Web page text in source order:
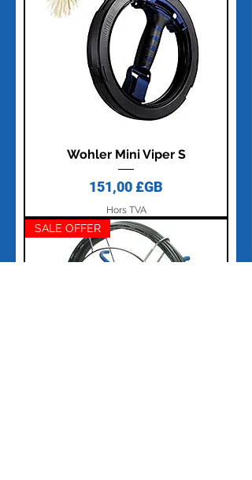
Wohler Mini Viper S
Prix
151,00 £GB
Hors TVA
SALE OFFER